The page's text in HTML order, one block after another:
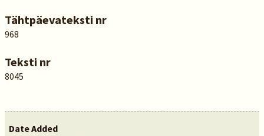
Tähtpäevateksti nr
968
Teksti nr
8045
Date Added